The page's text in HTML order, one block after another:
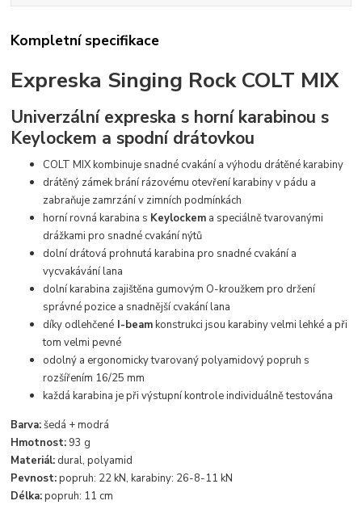
Kompletní specifikace
Expreska Singing Rock COLT MIX
Univerzální expreska s horní karabinou s
Keylockem a spodní drátovkou
COLT MIX kombinuje snadné cvakání a výhodu drátěné karabiny
drátěný zámek brání rázovému otevření karabiny v pádu a
zabraňuje zamrzání v zimních podmínkách
horní rovná karabina s Keylockem a speciálně tvarovanými
drážkami pro snadné cvakání nýtů
dolní drátová prohnutá karabina pro snadné cvakání a
vycvakávání lana
dolní karabina zajištěna gumovým O-kroužkem pro držení
správné pozice a snadnější cvakání lana
díky odlehčené I-beamkonstrukci jsou karabiny velmi lehké a při
tom velmi pevné
odolný a ergonomicky tvarovaný polyamidový popruh s
rozšířením 16/25 mm
každá karabina je při výstupní kontrole individuálně testována
Barva:šedá + modrá
Hmotnost: 93 g
Materiál: dural, polyamid
Pevnost:popruh: 22 kN, karabiny: 26-8-11 kN
Délka:popruh: 11 cm